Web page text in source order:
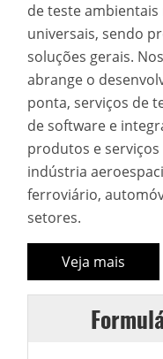
de teste ambientais
universais, sendo
soluções gerais.
abrange o
ponta, serviços de
de software e
produtos e
indústria
ferroviário,
setores.
Veja mais